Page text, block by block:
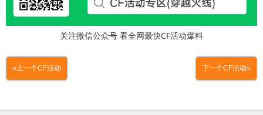
关注微信公众号 看全网最快CF活动爆料
«上一个CF活动 下一个CF活动»